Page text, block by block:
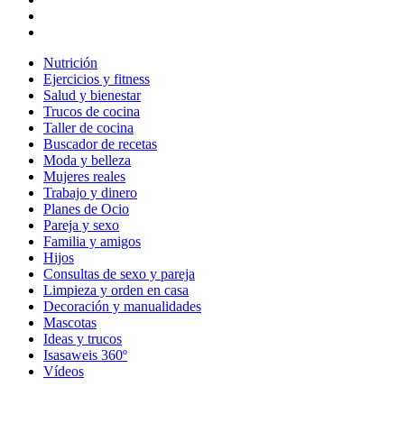
Nutrición
Ejercicios y fitness
Salud y bienestar
Trucos de cocina
Taller de cocina
Buscador de recetas
Moda y belleza
Mujeres reales
Trabajo y dinero
Planes de Ocio
Pareja y sexo
Familia y amigos
Hijos
Consultas de sexo y pareja
Limpieza y orden en casa
Decoración y manualidades
Mascotas
Ideas y trucos
Isasaweis 360º
Vídeos